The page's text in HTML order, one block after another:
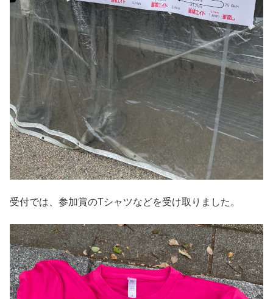
受付では、参加賞のTシャツなどを受け取りました。